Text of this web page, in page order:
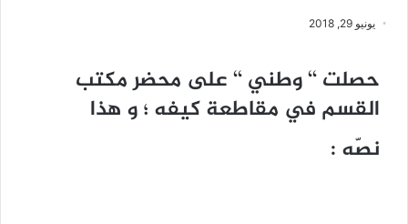
يونيو 29, 2018
حصلت ‘‘ وطني ‘‘ على محضر مكتب
القسم في مقاطعة كيفه ؛ و هذا
نصّه :